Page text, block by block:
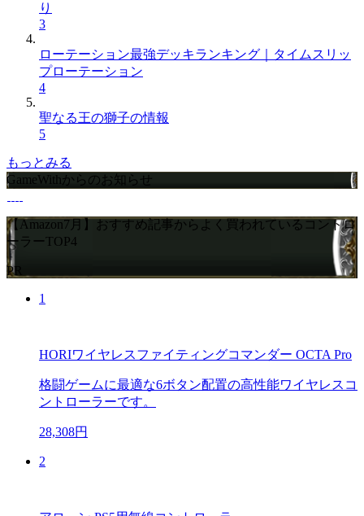
り
3
ローテーション最強デッキランキング｜タイムスリッ
プローテーション
4
聖なる王の獅子の情報
5
もっとみる
GameWithからのお知らせ
【Amazon7月】おすすめ記事からよく買われているコントロ
ーラーTOP4
PR
1
HORIワイヤレスファイティングコマンダー OCTA Pro
格闘ゲームに最適な6ボタン配置の高性能ワイヤレスコ
ントローラーです。
28,308円
2